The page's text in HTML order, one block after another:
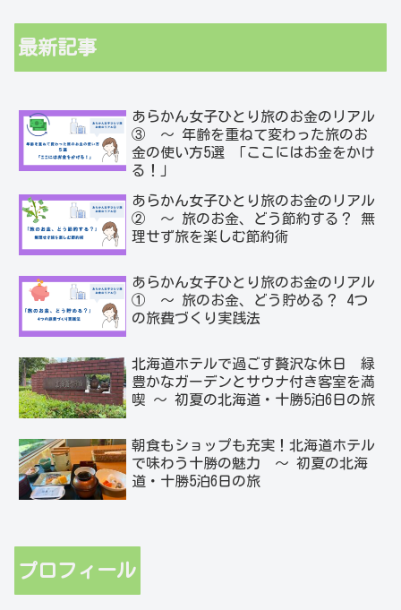
最新記事
あらかん女子ひとり旅のお金のリアル
③ ～ 年齢を重ねて変わった旅のお
金の使い方5選 「ここにはお金をかけ
る！」
あらかん女子ひとり旅のお金のリアル
② ～ 旅のお金、どう節約する？ 無
理せず旅を楽しむ節約術
あらかん女子ひとり旅のお金のリアル
① ～ 旅のお金、どう貯める？ 4つ
の旅費づくり実践法
北海道ホテルで過ごす贅沢な休日 緑
豊かなガーデンとサウナ付き客室を満
喫 ～ 初夏の北海道・十勝5泊6日の旅
朝食もショップも充実！北海道ホテル
で味わう十勝の魅力 ～ 初夏の北海
道・十勝5泊6日の旅
プロフィール